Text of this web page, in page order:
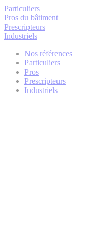
Particuliers
Pros du bâtiment
Prescripteurs
Industriels
Nos références
Particuliers
Pros
Prescripteurs
Industriels